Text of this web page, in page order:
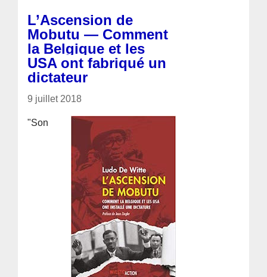
L’Ascension de
Mobutu — Comment
la Belgique et les
USA ont fabriqué un
dictateur
9 juillet 2018
"Son